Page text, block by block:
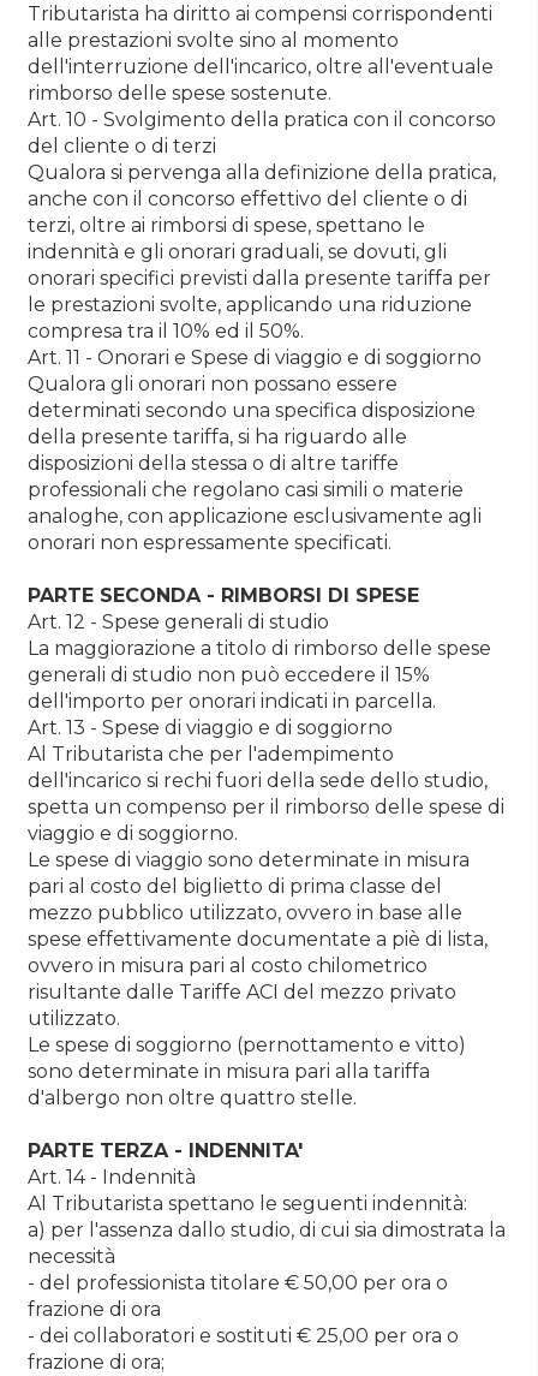
Tributarista ha diritto ai compensi corrispondenti
alle prestazioni svolte sino al momento
dell'interruzione dell'incarico, oltre all'eventuale
rimborso delle spese sostenute.
Art. 10 - Svolgimento della pratica con il concorso
del cliente o di terzi
Qualora si pervenga alla definizione della pratica,
anche con il concorso effettivo del cliente o di
terzi, oltre ai rimborsi di spese, spettano le
indennità e gli onorari graduali, se dovuti, gli
onorari specifici previsti dalla presente tariffa per
le prestazioni svolte, applicando una riduzione
compresa tra il 10% ed il 50%.
Art. 11 - Onorari e Spese di viaggio e di soggiorno
Qualora gli onorari non possano essere
determinati secondo una specifica disposizione
della presente tariffa, si ha riguardo alle
disposizioni della stessa o di altre tariffe
professionali che regolano casi simili o materie
analoghe, con applicazione esclusivamente agli
onorari non espressamente specificati.
PARTE SECONDA - RIMBORSI Dl SPESE
Art. 12 - Spese generali di studio
La maggiorazione a titolo di rimborso delle spese
generali di studio non può eccedere il 15%
dell'importo per onorari indicati in parcella.
Art. 13 - Spese di viaggio e di soggiorno
Al Tributarista che per l'adempimento
dell'incarico si rechi fuori della sede dello studio,
spetta un compenso per il rimborso delle spese di
viaggio e di soggiorno.
Le spese di viaggio sono determinate in misura
pari al costo del biglietto di prima classe del
mezzo pubblico utilizzato, ovvero in base alle
spese effettivamente documentate a piè di lista,
ovvero in misura pari al costo chilometrico
risultante dalle Tariffe ACI del mezzo privato
utilizzato.
Le spese di soggiorno (pernottamento e vitto)
sono determinate in misura pari alla tariffa
d'albergo non oltre quattro stelle.
PARTE TERZA - INDENNITA'
Art. 14 - Indennità
Al Tributarista spettano le seguenti indennità:
a) per l'assenza dallo studio, di cui sia dimostrata la
necessità
- del professionista titolare € 50,00 per ora o
frazione di ora
- dei collaboratori e sostituti € 25,00 per ora o
frazione di ora;